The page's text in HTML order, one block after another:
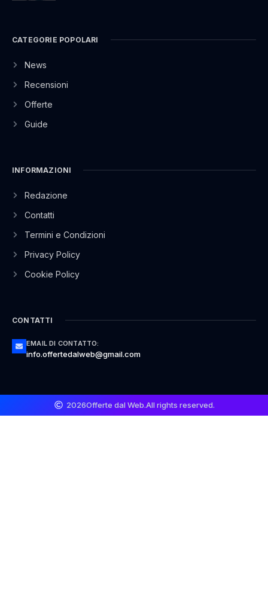
CATEGORIE POPOLARI
News
Recensioni
Offerte
Guide
INFORMAZIONI
Redazione
Contatti
Termini e Condizioni
Privacy Policy
Cookie Policy
CONTATTI
EMAIL DI CONTATTO:
info.offertedalweb@gmail.com
2026Offerte dal Web.All rights reserved.